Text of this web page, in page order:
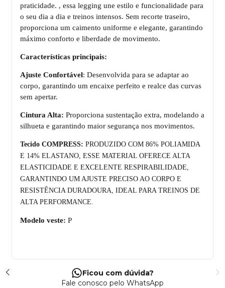
praticidade. , essa legging une estilo e funcionalidade para
o seu dia a dia e treinos intensos. Sem recorte traseiro,
proporciona um caimento uniforme e elegante, garantindo
máximo conforto e liberdade de movimento.
Características principais:
Ajuste Confortável: Desenvolvida para se adaptar ao
corpo, garantindo um encaixe perfeito e realce das curvas
sem apertar.
Cintura Alta: Proporciona sustentação extra, modelando a
silhueta e garantindo maior segurança nos movimentos.
Tecido COMPRESS: PRODUZIDO COM 86% POLIAMIDA
E 14% ELASTANO, ESSE MATERIAL OFERECE ALTA
ELASTICIDADE E EXCELENTE RESPIRABILIDADE,
GARANTINDO UM AJUSTE PRECISO AO CORPO E
RESISTÊNCIA DURADOURA, IDEAL PARA TREINOS DE
ALTA PERFORMANCE.
Modelo veste: P
Ficou com dúvida?
Fale conosco pelo WhatsApp